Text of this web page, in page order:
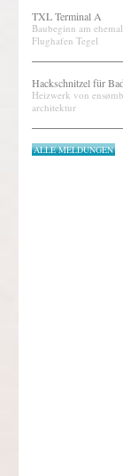
TXL Terminal A
Baubeginn am
Flughafen Tegel
Hackschnitzel für
Heizwerk von
architektur
ALLE MELDUNGEN